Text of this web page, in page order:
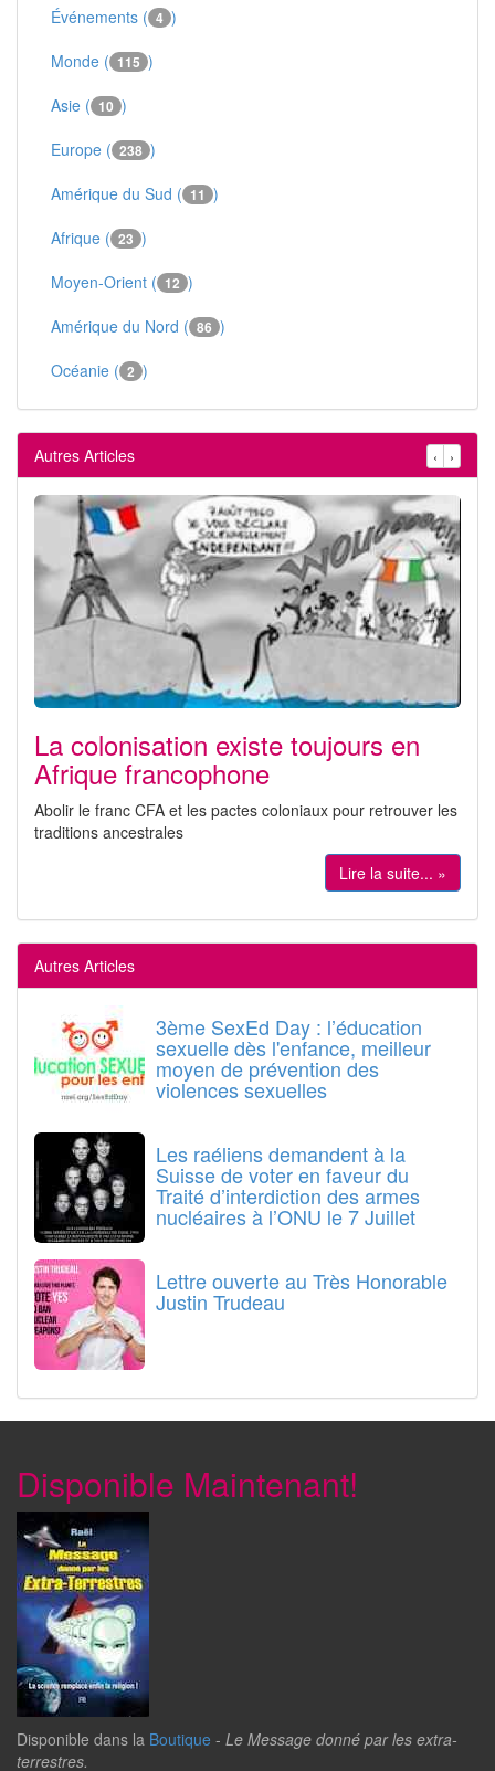
Événements ( 4 )
Monde ( 115 )
Asie ( 10 )
Europe ( 238 )
Amérique du Sud ( 11 )
Afrique ( 23 )
Moyen-Orient ( 12 )
Amérique du Nord ( 86 )
Océanie ( 2 )
Autres Articles ‹ ›
La colonisation existe toujours en
Afrique francophone
Abolir le franc CFA et les pactes coloniaux pour retrouver les
traditions ancestrales
Lire la suite... »
Autres Articles
3ème SexEd Day : l’éducation
sexuelle dès l'enfance, meilleur
moyen de prévention des
violences sexuelles
Les raéliens demandent à la
Suisse de voter en faveur du
Traité d’interdiction des armes
nucléaires à l’ONU le 7 Juillet
Lettre ouverte au Très Honorable
Justin Trudeau
Disponible Maintenant!
Disponible dans la Boutique - Le Message donné par les extra-
terrestres.